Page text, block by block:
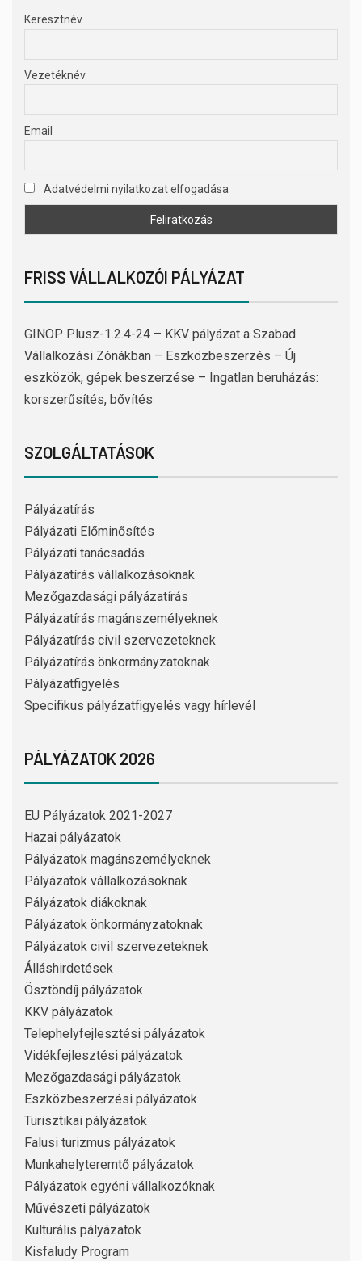
Keresztnév
Vezetéknév
Email
Adatvédelmi nyilatkozat elfogadása
FRISS VÁLLALKOZÓI PÁLYÁZAT
GINOP Plusz-1.2.4-24 – KKV pályázat a Szabad
Vállalkozási Zónákban – Eszközbeszerzés – Új
eszközök, gépek beszerzése – Ingatlan beruházás:
korszerűsítés, bővítés
SZOLGÁLTATÁSOK
Pályázatírás
Pályázati Előminősítés
Pályázati tanácsadás
Pályázatírás vállalkozásoknak
Mezőgazdasági pályázatírás
Pályázatírás magánszemélyeknek
Pályázatírás civil szervezeteknek
Pályázatírás önkormányzatoknak
Pályázatfigyelés
Specifikus pályázatfigyelés vagy hírlevél
PÁLYÁZATOK 2026
EU Pályázatok 2021-2027
Hazai pályázatok
Pályázatok magánszemélyeknek
Pályázatok vállalkozásoknak
Pályázatok diákoknak
Pályázatok önkormányzatoknak
Pályázatok civil szervezeteknek
Álláshirdetések
Ösztöndíj pályázatok
KKV pályázatok
Telephelyfejlesztési pályázatok
Vidékfejlesztési pályázatok
Mezőgazdasági pályázatok
Eszközbeszerzési pályázatok
Turisztikai pályázatok
Falusi turizmus pályázatok
Munkahelyteremtő pályázatok
Pályázatok egyéni vállalkozóknak
Művészeti pályázatok
Kulturális pályázatok
Kisfaludy Program